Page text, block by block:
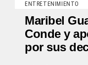
ENTRETENIMIENTO
Maribel
Conde y
por sus